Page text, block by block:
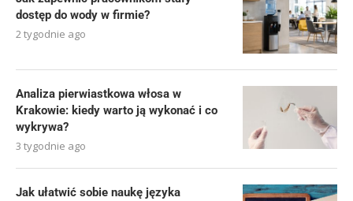
dostęp do wody w firmie?
2 tygodnie ago
Analiza pierwiastkowa włosa w
Krakowie: kiedy warto ją wykonać i co
wykrywa?
3 tygodnie ago
Jak ułatwić sobie naukę języka